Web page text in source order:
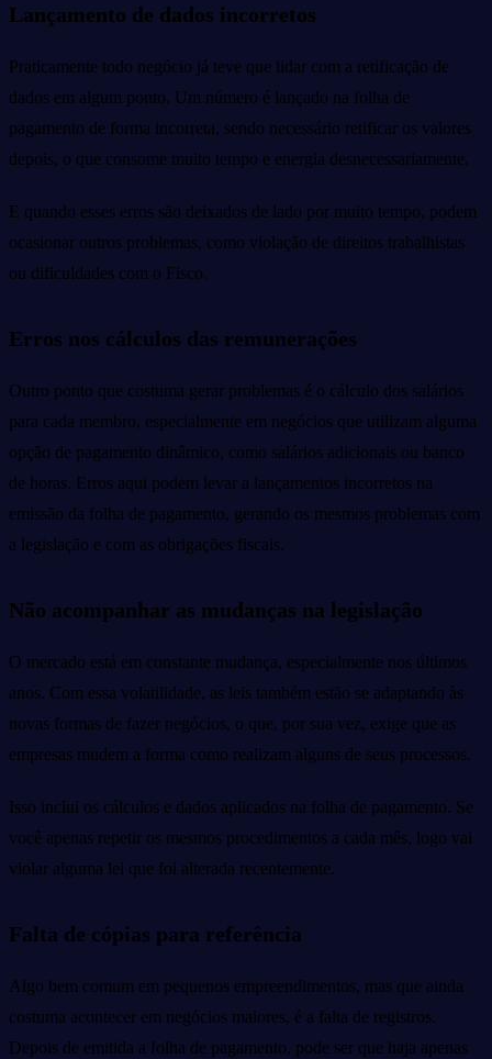
Lançamento de dados incorretos
Praticamente todo negócio já teve que lidar com a retificação de
dados em algum ponto. Um número é lançado na folha de
pagamento de forma incorreta, sendo necessário retificar os valores
depois, o que consome muito tempo e energia desnecessariamente.
E quando esses erros são deixados de lado por muito tempo, podem
ocasionar outros problemas, como violação de direitos trabalhistas
ou dificuldades com o Fisco.
Erros nos cálculos das remunerações
Outro ponto que costuma gerar problemas é o cálculo dos salários
para cada membro, especialmente em negócios que utilizam alguma
opção de pagamento dinâmico, como salários adicionais ou banco
de horas. Erros aqui podem levar a lançamentos incorretos na
emissão da folha de pagamento, gerando os mesmos problemas com
a legislação e com as obrigações fiscais.
Não acompanhar as mudanças na legislação
O mercado está em constante mudança, especialmente nos últimos
anos. Com essa volatilidade, as leis também estão se adaptando às
novas formas de fazer negócios, o que, por sua vez, exige que as
empresas mudem a forma como realizam alguns de seus processos.
Isso inclui os cálculos e dados aplicados na folha de pagamento. Se
você apenas repetir os mesmos procedimentos a cada mês, logo vai
violar alguma lei que foi alterada recentemente.
Falta de cópias para referência
Algo bem comum em pequenos empreendimentos, mas que ainda
costuma acontecer em negócios maiores, é a falta de registros.
Depois de emitida a folha de pagamento, pode ser que haja apenas